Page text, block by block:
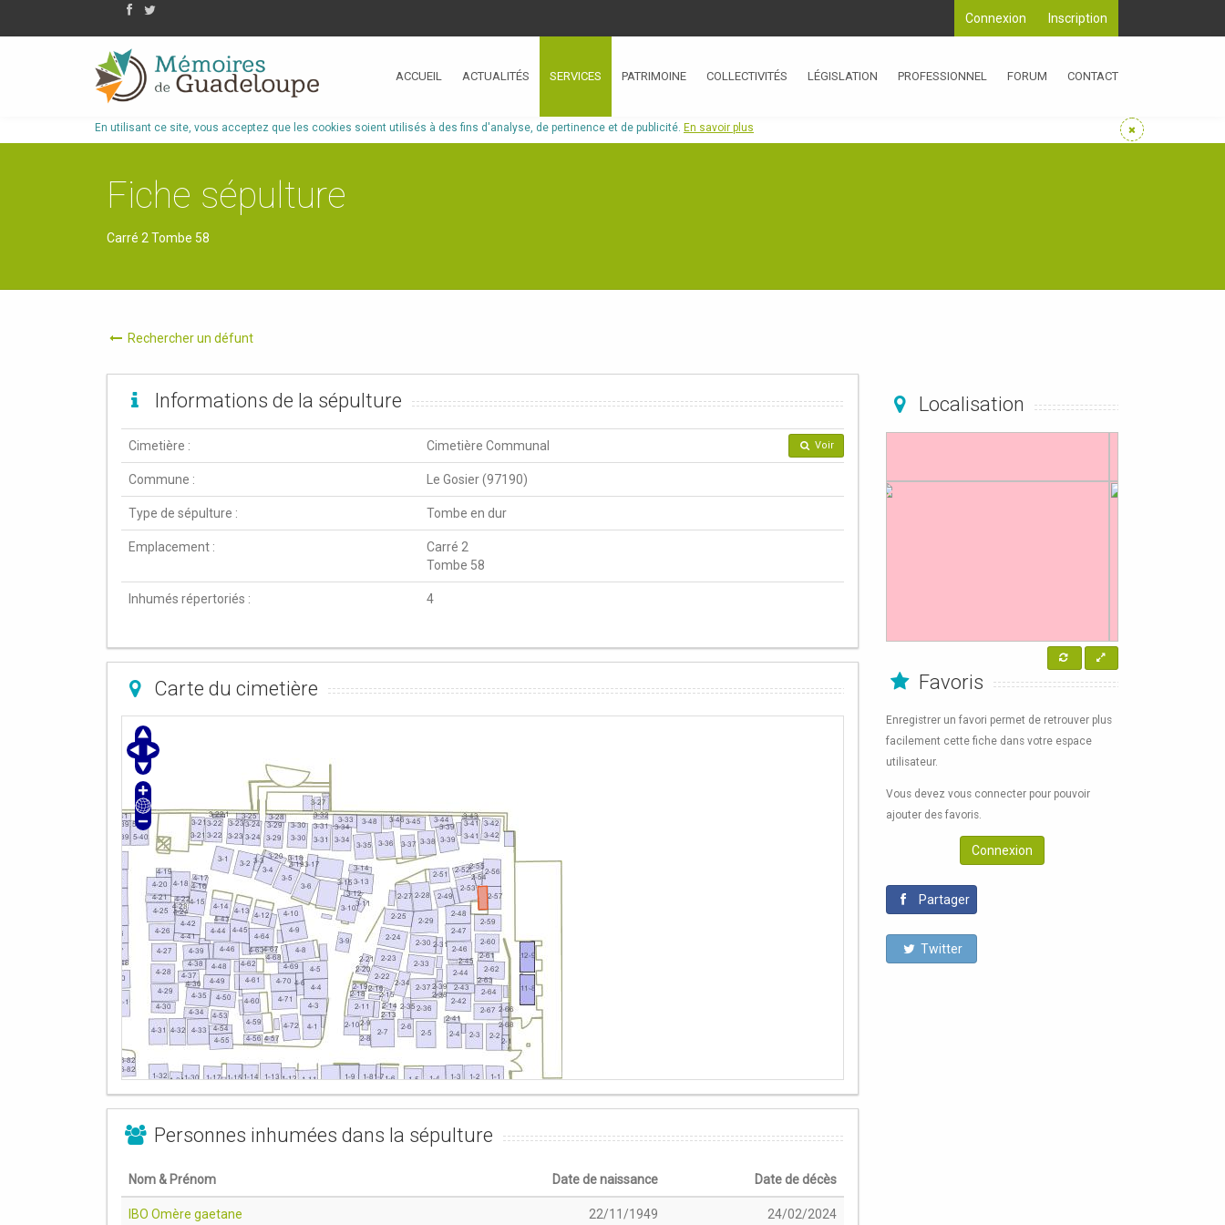
Inscription
Connexion
ACCUEIL ACTUALITÉS SERVICES PATRIMOINE COLLECTIVITÉS LÉGISLATION PROFESSIONNEL FORUM CONTACT
En utilisant ce site, vous acceptez que les cookies soient utilisés à des fins d'analyse, de pertinence et de publicité. En savoir plus
Fiche sépulture
Carré 2 Tombe 58
Rechercher un défunt
Informations de la sépulture
Cimetière : Cimetière Communal Voir
Commune : Le Gosier (97190)
Type de sépulture : Tombe en dur
Emplacement :
Carré 2
Tombe 58
Inhumés répertoriés : 4
Carte du cimetière
Personnes inhumées dans la sépulture
Nom & Prénom Date de naissance Date de décès
IBO Omère gaetane 22/11/1949 24/02/2024
Localisation
Favoris
Enregistrer un favori permet de retrouver plus
facilement cette fiche dans votre espace
utilisateur.
Vous devez vous connecter pour pouvoir
ajouter des favoris.
Connexion
Partager
Twitter